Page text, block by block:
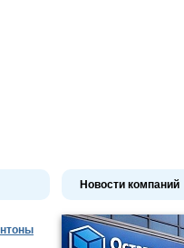
Новости компаний